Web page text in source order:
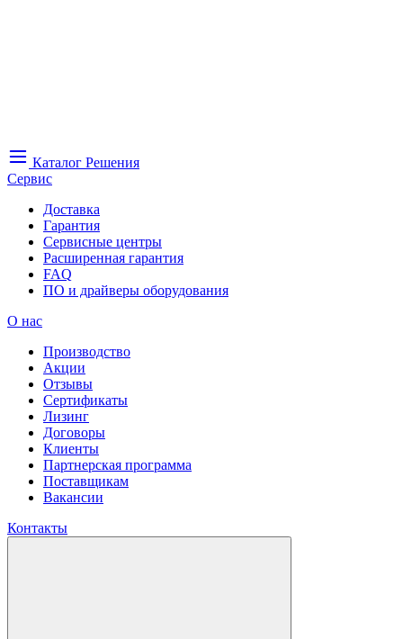
Каталог Решения
Сервис
Доставка
Гарантия
Сервисные центры
Расширенная гарантия
FAQ
ПО и драйверы оборудования
О нас
Производство
Акции
Отзывы
Сертификаты
Лизинг
Договоры
Клиенты
Партнерская программа
Поставщикам
Вакансии
Контакты